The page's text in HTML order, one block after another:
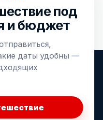
под
и бюджет
даты удобны —